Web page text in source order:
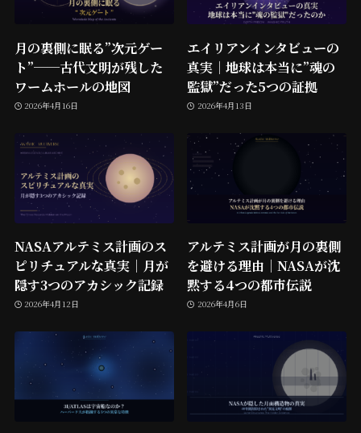
月の裏側に眠る”次元ゲー
ト”──古代文明が残した
ワームホールの地図
2026年4月16日
エイリアンインタビューの
真実｜地球は本当に”魂の
監獄”だった5つの証拠
2026年4月13日
NASAアルテミス計画のス
ピリチュアルな真実｜月が
隠す3つのアカシック記録
2026年4月12日
アルテミス計画が月の裏側
を避ける理由｜NASAが沈
黙する4つの都市伝説
2026年4月6日